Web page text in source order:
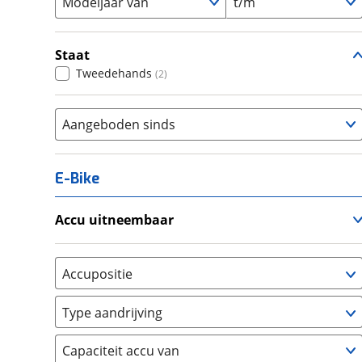
Staat
Tweedehands (2)
Aangeboden sinds
E-Bike
Accu uitneembaar
Nee, vast (0)
Accupositie
Bagagedrager (0)
Frame (0 )
Vloer (0
Type aandrijving
Achterwiel (0)
Capaciteit accu van